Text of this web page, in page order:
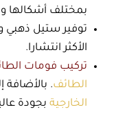
بمختلف أشكالها
توفير ستيل ذهبي
الأكثر انتشارا.
تركيب فومات
الطائف.
الخارجية بجودة